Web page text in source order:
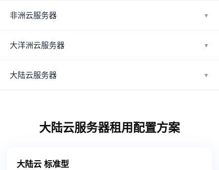
非洲云服务器 ▼
大洋洲云服务器 ▼
大陆云服务器 ▼
大陆云服务器租用配置方案
大陆云 标准型